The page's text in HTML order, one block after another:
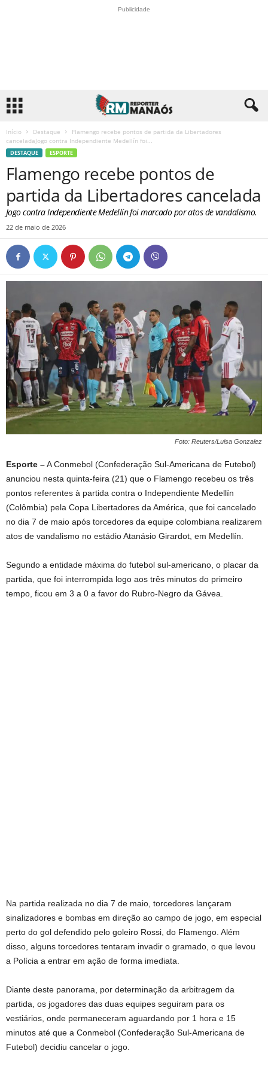
Publicidade
Início Destaque
Flamengo recebe pontos de partida da Libertadores
canceladaJogo contra Independiente Medellín foi...
DESTAQUE ESPORTE
Flamengo recebe pontos de
partida da Libertadores cancelada
Jogo contra Independiente Medellín foi marcado por atos de vandalismo.
22 de maio de 2026
Foto: Reuters/Luisa Gonzalez
Esporte –A Conmebol (Confederação Sul-Americana de Futebol)
anunciou nesta quinta-feira (21) que o Flamengo recebeu os três
pontos referentes à partida contra o Independiente Medellín
(Colômbia) pela Copa Libertadores da América, que foi cancelado
no dia 7 de maio após torcedores da equipe colombiana realizarem
atos de vandalismo no estádio Atanásio Girardot, em Medellín.
Segundo a entidade máxima do futebol sul-americano, o placar da
partida, que foi interrompida logo aos três minutos do primeiro
tempo, ficou em 3 a 0 a favor do Rubro-Negro da Gávea.
Na partida realizada no dia 7 de maio, torcedores lançaram
sinalizadores e bombas em direção ao campo de jogo, em especial
perto do gol defendido pelo goleiro Rossi, do Flamengo. Além
disso, alguns torcedores tentaram invadir o gramado, o que levou
a Polícia a entrar em ação de forma imediata.
Diante deste panorama, por determinação da arbitragem da
partida, os jogadores das duas equipes seguiram para os
vestiários, onde permaneceram aguardando por 1 hora e 15
minutos até que a Conmebol (Confederação Sul-Americana de
Futebol) decidiu cancelar o jogo.